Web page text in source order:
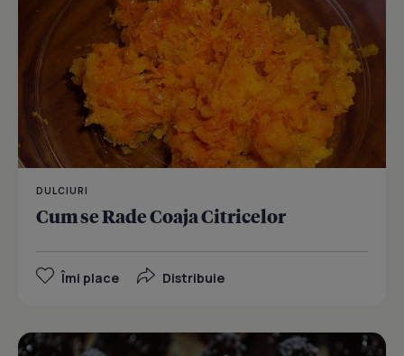
DULCIURI
Cum se Rade Coaja Citricelor
Îmi place Distribuie